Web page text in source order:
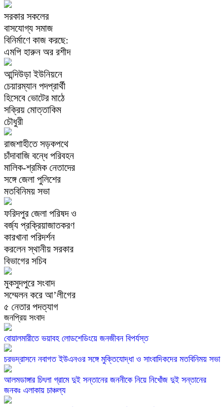
সরকার সকলের
বাসযোগ্য সমাজ
বিনির্মাণে কাজ করছে:
এমপি হারুন অর রশীদ
আন্দিউড়া ইউনিয়নে
চেয়ারম্যান পদপ্রার্থী
হিসেবে ভোটের মাঠে
সক্রিয় মোত্তাকিম
চৌধুরী
রাজশাহীতে সড়কপথে
চাঁদাবাজি বন্ধে পরিবহন
মালিক-শ্রমিক নেতাদের
সঙ্গে জেলা পুলিশের
মতবিনিময় সভা
ফরিদপুর জেলা পরিষদ ও
বর্জ্য প্রক্রিয়াজাতকরণ
কারখানা পরিদর্শন
করলেন স্থানীয় সরকার
বিভাগের সচিব
মুকসুদপুরে সংবাদ
সম্মেলন করে আ’লীগের
৫ নেতার পদত্যাগ
জনপ্রিয় সংবাদ
বোয়ালমারীতে ভয়াবহ লোডশেডিংয়ে জনজীবন বিপর্যস্ত
চরভদ্রাসনে নবাগত ইউএনওর সঙ্গে মুক্তিযোদ্ধা ও সাংবাদিকদের মতবিনিময় সভা
আলমডাঙ্গার চিৎলা গ্রামে দুই সন্তানের জননীকে নিয়ে নিখোঁজ দুই সন্তানের
জনকঃ এলাকায় চাঞ্চল্য